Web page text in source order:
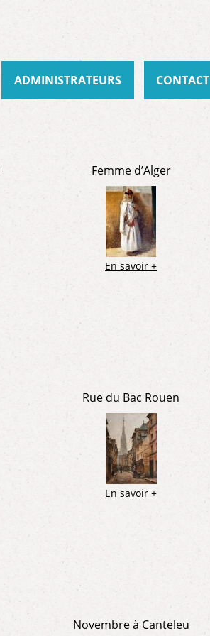
ADMINISTRATEURS CONTACT
Femme d’Alger
En savoir +
Rue du Bac Rouen
En savoir +
Novembre à Canteleu